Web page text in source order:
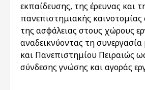
εκπαίδευσης, της έρευνας και
πανεπιστημιακής
της ασφάλειας στους χώρους
αναδεικνύοντας τη συνεργασία
και Πανεπιστημίου Πειραιώς
σύνδεσης γνώσης και αγοράς